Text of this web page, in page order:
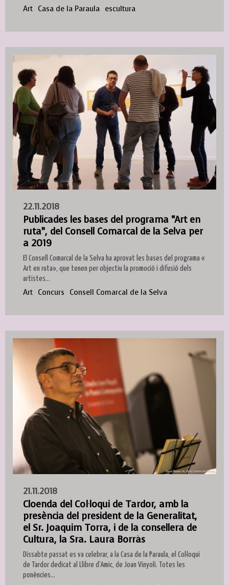
Art Casa de la Paraula escultura
22.11.2018
Publicades les bases del programa “Art en
ruta”, del Consell Comarcal de la Selva per
a 2019
El Consell Comarcal de la Selva ha aprovat les bases del programa «
Art en ruta», que tenen per objectiu la promoció i difusió dels
artistes...
Art Concurs Consell Comarcal de la Selva
21.11.2018
Cloenda del Col·loqui de Tardor, amb la
presència del president de la Generalitat,
el Sr. Joaquim Torra, i de la consellera de
Cultura, la Sra. Laura Borràs
Dissabte passat es va celebrar, a la Casa de la Paraula, el Col·loqui
de Tardor dedicat al Llibre d’Amic, de Joan Vinyoli. Totes les
ponències...